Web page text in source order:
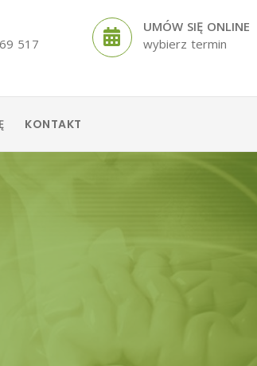
517
UMÓW SIĘ ONLINE
wybierz termin
KONTAKT